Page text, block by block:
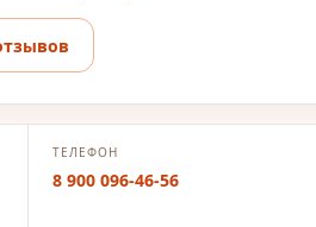
ТЕЛЕФОН
8 900 096-46-56